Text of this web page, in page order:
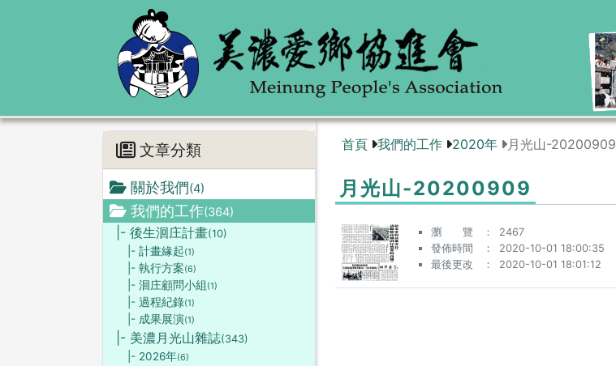
文章分類
關於我們(4)
我們的工作(364)
|- 後生洄庄計畫(10)
|- 計畫緣起(1)
|- 執行方案(6)
|- 洄庄顧問小組 (1)
|- 過程紀錄(1)
|- 成果展演(1)
|- 美濃月光山雜誌(343)
|- 2026年(6)
首頁 我們的工作 2020年 月光山-20200909
月光山-20200909
瀏 覽
2467
發佈時間
2020-10-01 18:00:35
最後更改
2020-10-01 18:01:12